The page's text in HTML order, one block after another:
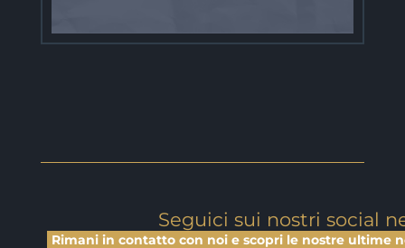
Seguici sui nostri social
Rimani in contatto con noi e scopri le nostre ultime